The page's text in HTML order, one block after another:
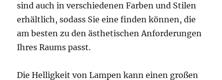
sind auch in verschiedenen Farben und Stilen
erhältlich, sodass Sie eine finden können, die
am besten zu den ästhetischen Anforderungen
Ihres Raums passt.
Die Helligkeit von Lampen kann einen großen